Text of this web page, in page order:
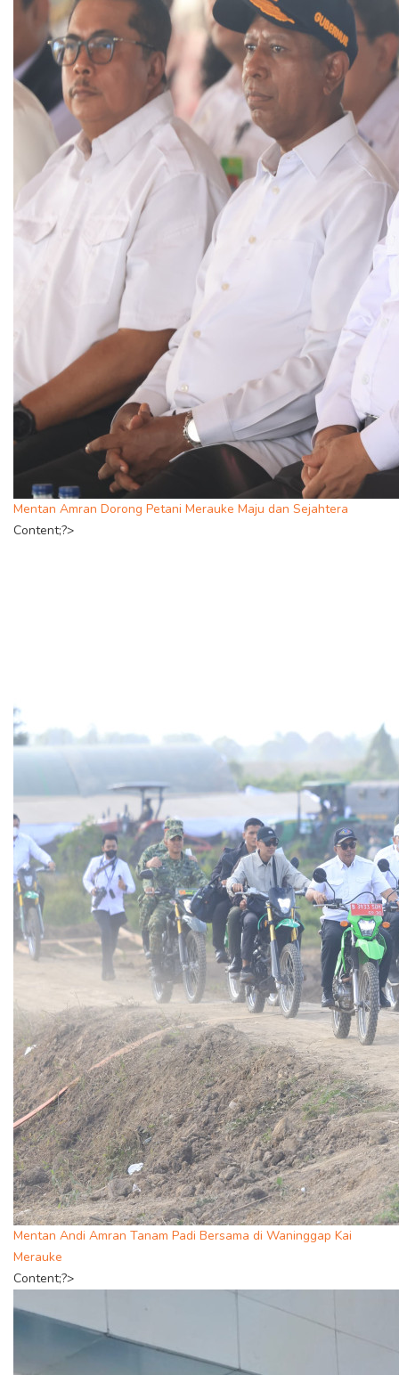
Mentan Amran Dorong Petani Merauke Maju dan Sejahtera
Content;?>
Mentan Andi Amran Tanam Padi Bersama di Waninggap Kai
Merauke
Content;?>